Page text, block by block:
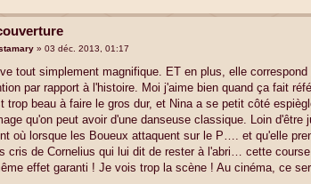
»03 déc. 2013, 01:17
tout simplement magnifique. ET en plus, elle
par rapport à l'histoire. Moi j'aime bien quand ça fait
trop beau à faire le gros dur, et Nina a se petit côté
qu'on peut avoir d'une danseuse classique. Loin
où lorsque les Boueux attaquent sur le P…. et qu'elle
cris de Cornelius qui lui dit de rester à l'abri… cette
effet garanti ! Je vois trop la scène ! Au cinéma, ce